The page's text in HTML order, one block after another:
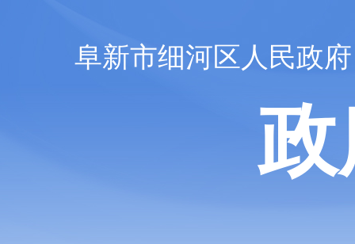
阜新市细河区人民政府